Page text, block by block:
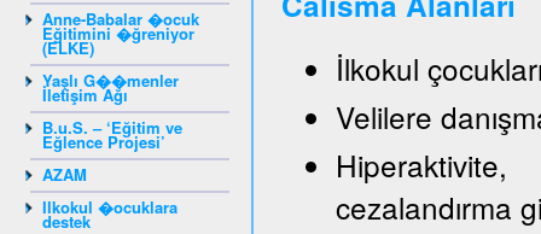
Anne-Babalar �ocuk
Eğitimini �ğreniyor
(ELKE)
Yaşlı G��menler
İletişim Ağı
B.u.S. – ‘Eğitim ve
Eğlence Projesi’
AZAM
Ilkokul �ocuklara
destek
İlkokul
Velilere
cezalandırma